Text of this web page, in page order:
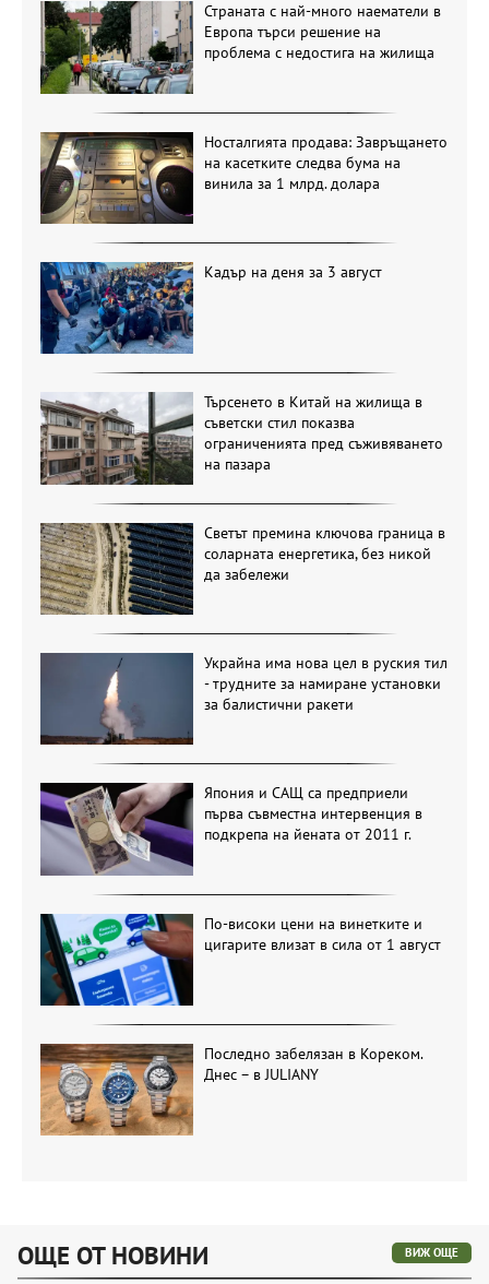
Страната с най-много наематели в
Европа търси решение на
проблема с недостига на жилища
Носталгията продава: Завръщането
на касетките следва бума на
винила за 1 млрд. долара
Кадър на деня за 3 август
Търсенето в Китай на жилища в
съветски стил показва
ограниченията пред съживяването
на пазара
Светът премина ключова граница в
соларната енергетика, без никой
да забележи
Украйна има нова цел в руския тил
- трудните за намиране установки
за балистични ракети
Япония и САЩ са предприели
първа съвместна интервенция в
подкрепа на йената от 2011 г.
По-високи цени на винетките и
цигарите влизат в сила от 1 август
Последно забелязан в Кореком.
Днес – в JULIANY
ОЩЕ ОТ НОВИНИ ВИЖ ОЩЕ